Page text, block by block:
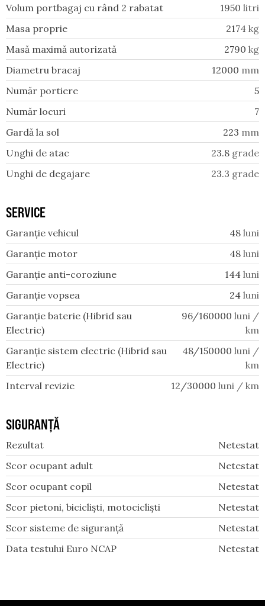
Volum portbagaj cu rând 2 rabatat
1950 litri
Masa proprie
2174 kg
Masă maximă autorizată
2790 kg
Diametru bracaj
12000 mm
Număr portiere
5
Număr locuri
7
Gardă la sol
223 mm
Unghi de atac
23.8 grade
Unghi de degajare
23.3 grade
SERVICE
Garanție vehicul 48 luni
Garanție motor
48 luni
Garanție anti-coroziune
144 luni
Garanție vopsea
24 luni
Garanție baterie (Hibrid sau
Electric)
96/160000 luni /
km
Garanție sistem electric (Hibrid sau
Electric)
48/150000 luni /
km
Interval revizie
12/30000 luni / km
SIGURANȚĂ
Rezultat
Netestat
Scor ocupant adult
Netestat
Scor ocupant copil
Netestat
Scor pietoni, bicicliști, motocicliști
Netestat
Scor sisteme de siguranță
Netestat
Data testului Euro NCAP
Netestat